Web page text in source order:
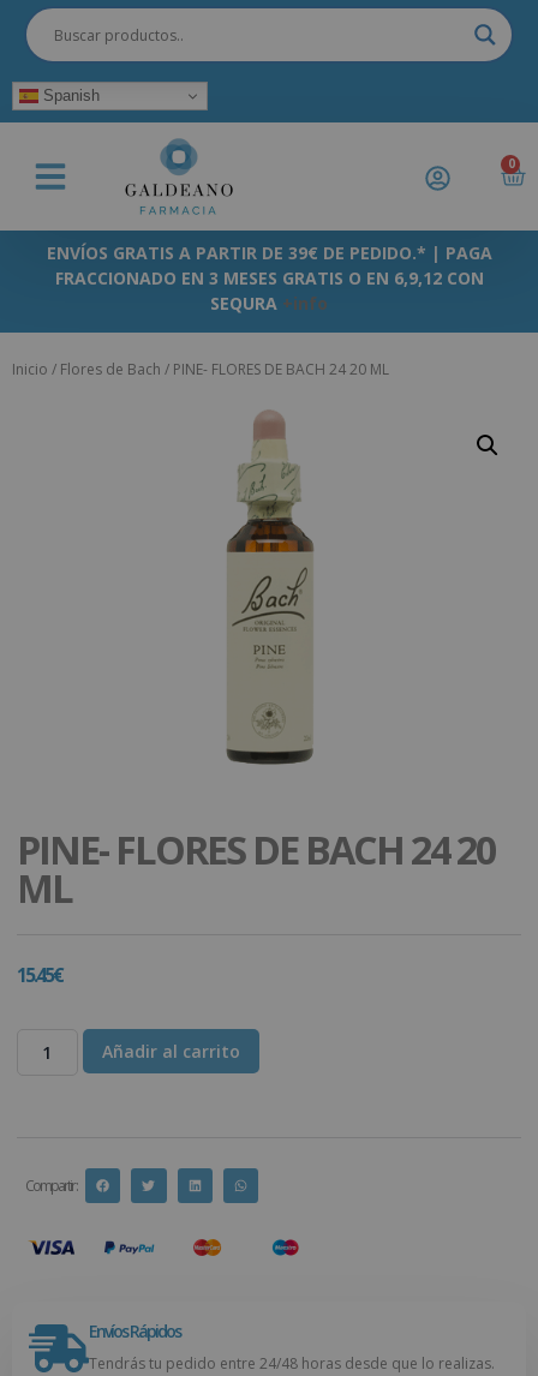
Spanish
0
ENVÍOS GRATIS A PARTIR DE 39€ DE PEDIDO.* | PAGA
FRACCIONADO EN 3 MESES GRATIS O EN 6,9,12 CON
SEQURA +info
Inicio / Flores de Bach / PINE- FLORES DE BACH 24 20 ML
PINE- FLORES DE BACH 24 20
ML
15.45€
Añadir al carrito
Compartir :
Envíos Rápidos
Tendrás tu pedido entre 24/48 horas desde que lo realizas.